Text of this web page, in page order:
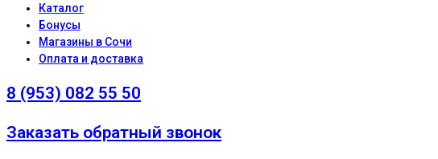
Каталог
Бонусы
Магазины в Сочи
Оплата и доставка
8 (953) 082 55 50
Заказать обратный звонок